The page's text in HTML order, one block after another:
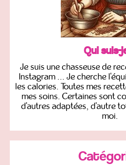
Qui suis-
Je suis une chasseuse de
Instagram ... Je cherche
les calories. Toutes mes
mes soins. Certaines sont
d'autres adaptées, d'autre
moi.